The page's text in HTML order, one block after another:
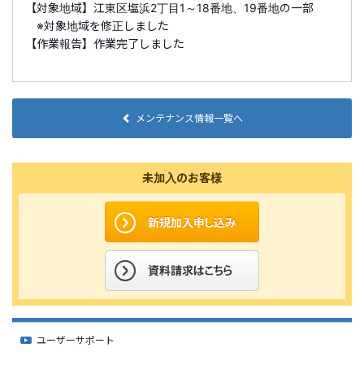
【対象地域】江東区塩浜2丁目1～18番地、19番地の一部
※対象地域を修正しました
【作業報告】作業完了しました
メンテナンス情報一覧へ
未加入のお客様
ユーザーサポート